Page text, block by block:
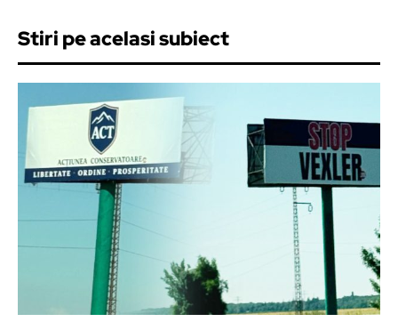
Stiri pe acelasi subiect